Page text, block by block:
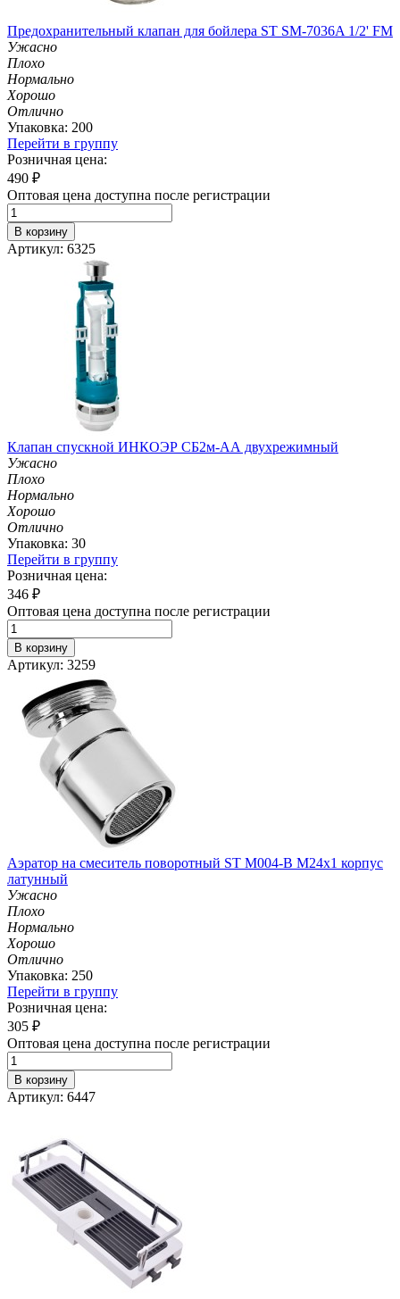
Предохранительный клапан для бойлера ST SM-7036A 1/2' FM
Ужасно
Плохо
Нормально
Хорошо
Отлично
Упаковка: 200
Перейти в группу
Розничная цена:
490 ₽
Оптовая цена доступна после регистрации
В корзину
Артикул: 6325
Клапан спускной ИНКОЭР СБ2м-АА двухрежимный
Ужасно
Плохо
Нормально
Хорошо
Отлично
Упаковка: 30
Перейти в группу
Розничная цена:
346 ₽
Оптовая цена доступна после регистрации
В корзину
Артикул: 3259
Аэратор на смеситель поворотный ST М004-B М24х1 корпус
латунный
Ужасно
Плохо
Нормально
Хорошо
Отлично
Упаковка: 250
Перейти в группу
Розничная цена:
305 ₽
Оптовая цена доступна после регистрации
В корзину
Артикул: 6447